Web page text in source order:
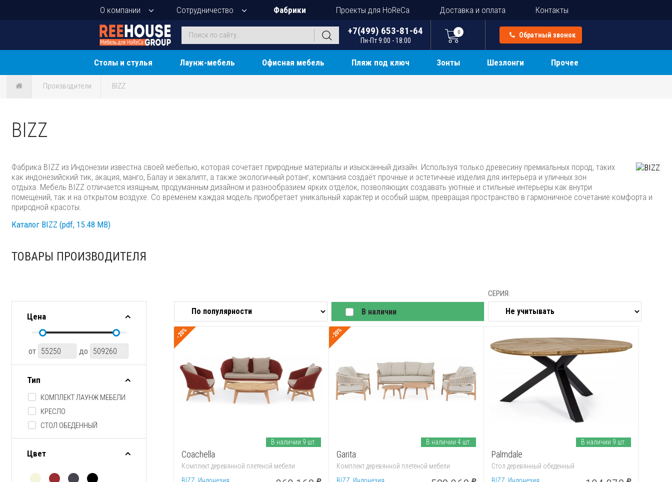
О компании Сотрудничество Фабрики Проекты для HoReCa Доставка и оплата Контакты
+7(499) 653-81-64
Пн-Пт 9:00 - 18:00
0 Обратный звонок
Столы и стулья Лаунж-мебель Офисная мебель Пляж под ключ Зонты Шезлонги Прочее
Производители BIZZ
BIZZ
Фабрика BIZZ из Индонезии известна своей мебелью, которая сочетает природные материалы и изысканный дизайн. Используя только древесину премиальных пород, таких
как индонезийский тик, акация, манго, Балау и эвкалипт, а также экологичный ротанг, компания создаёт прочные и эстетичные изделия для интерьера и уличных зон
отдыха. Мебель BIZZ отличается изящным, продуманным дизайном и разнообразием ярких отделок, позволяющих создавать уютные и стильные интерьеры как внутри
помещений, так и на открытом воздухе. Со временем каждая модель приобретает уникальный характер и особый шарм, превращая пространство в гармоничное сочетание комфорта и
природной красоты.
Каталог BIZZ (pdf, 15.48 MB)
ТОВАРЫ ПРОИЗВОДИТЕЛЯ
Цена
от до
Тип
КОМПЛЕКТ ЛАУНЖ МЕБЕЛИ
КРЕСЛО
СТОЛ ОБЕДЕННЫЙ
Цвет
В наличии
СЕРИЯ:
-20%
Coachella
Комплект деревянной плетеной мебели
BIZZ, Индонезия
В наличии 9 шт.
-20%
Garita
Комплект деревянной плетеной мебели
BIZZ, Индонезия
В наличии 4 шт.
Palmdale
Стол деревянный обеденный
BIZZ, Индонезия
В наличии 9 шт.